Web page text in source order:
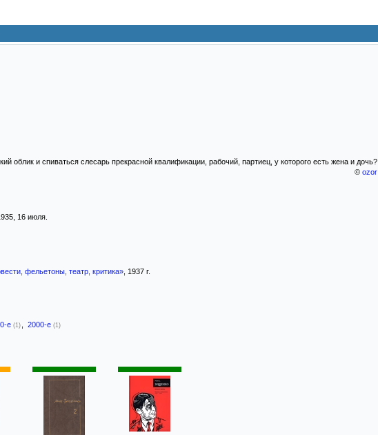
облик и спиваться слесарь прекрасной квалификации, рабочий, партиец, у которого есть жена и дочь?
© ozor
16 июля.
фельетоны, театр, критика», 1937 г.
е (1) 2000-е (1)